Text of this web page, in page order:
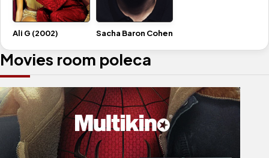
Movies room poleca
Ali G (2002) Sacha Baron Cohen